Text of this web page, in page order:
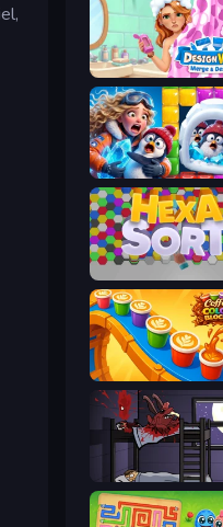
Captain Blast
Coffee Color Blocks
The Visitor